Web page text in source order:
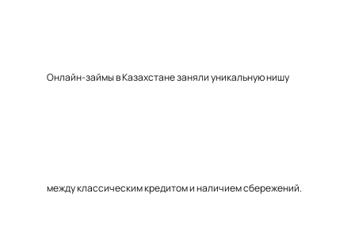
Онлайн-займы в Казахстане заняли уникальную нишу
между классическим кредитом и наличием сбережений.